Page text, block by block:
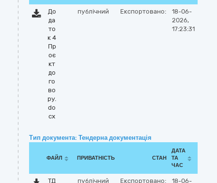
До
да
то
к 4
Пр
оє
кт
до
го
во
ру.
do
cx
публічний Експортовано:
18-06-
2026,
17:23:31
Тип документа: Тендерна документація
ФАЙЛ ПРИВАТНІСТЬ СТАН
ДАТА
ТА
ЧАС
ТД
публічний Експортовано:
18-06-